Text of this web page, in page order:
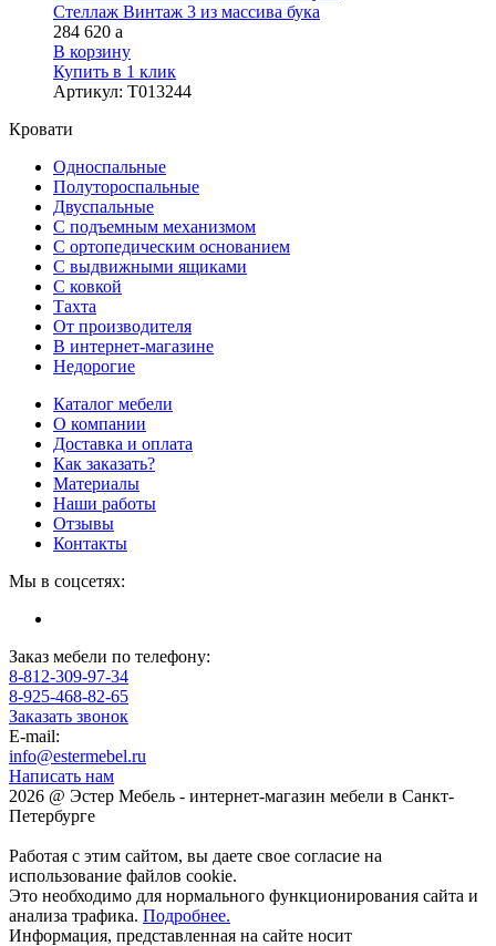
Стеллаж Винтаж 3 из массива бука
284 620 a
В корзину
Купить в 1 клик
Артикул: Т013244
Кровати
Односпальные
Полутороспальные
Двуспальные
С подъемным механизмом
С ортопедическим основанием
С выдвижными ящиками
С ковкой
Тахта
От производителя
В интернет-магазине
Недорогие
Каталог мебели
О компании
Доставка и оплата
Как заказать?
Материалы
Наши работы
Отзывы
Контакты
Мы в соцсетях:
Заказ мебели по телефону:
8-812-309-97-34
8-925-468-82-65
Заказать звонок
E-mail:
info@estermebel.ru
Написать нам
2026 @ Эстер Мебель - интернет-магазин мебели в Санкт-
Петербурге
Работая с этим сайтом, вы даете свое согласие на
использование файлов cookie.
Это необходимо для нормального функционирования сайта и
анализа трафика. Подробнее.
Информация, представленная на сайте носит